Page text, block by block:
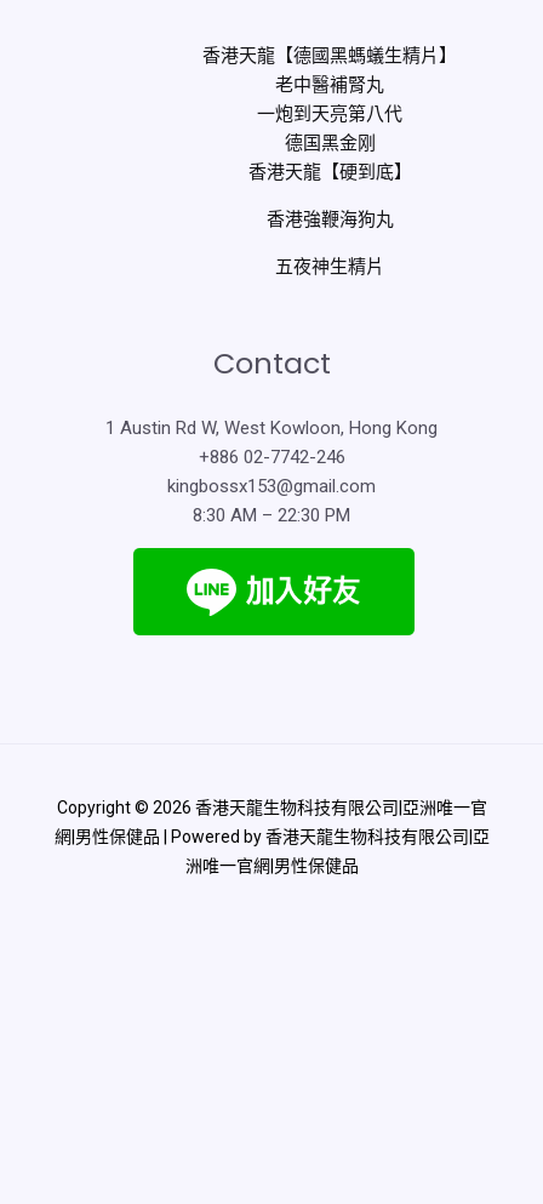
香港天龍【德國黑螞蟻生精片】
老中醫補腎丸
一炮到天亮第八代
德国黑金刚
香港天龍【硬到底】
香港強鞭海狗丸
五夜神生精片
Contact
1 Austin Rd W, West Kowloon, Hong Kong
+886 02-7742-246
kingbossx153@gmail.com
8:30 AM – 22:30 PM
Copyright © 2026 香港天龍生物科技有限公司|亞洲唯一官
網|男性保健品 | Powered by 香港天龍生物科技有限公司|亞
洲唯一官網|男性保健品